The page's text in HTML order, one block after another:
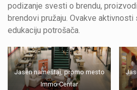
podizanje svesti o brendu,
brendovi pružaju. Ovakve aktivnosti
edukaciju potrošača.
Jasen nameštaj, promo mesto
Immo Centar